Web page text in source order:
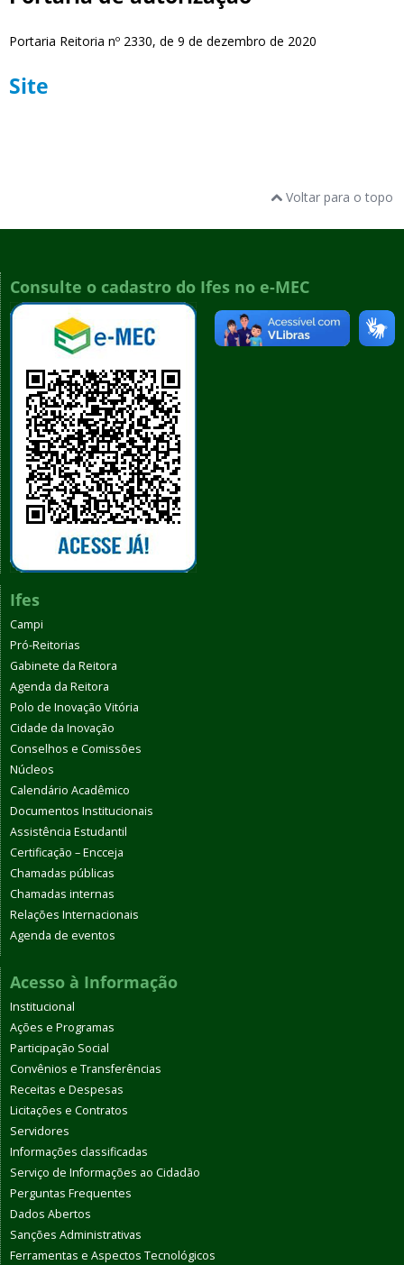
Portaria Reitoria nº 2330, de 9 de dezembro de 2020
Site
Voltar para o topo
Consulte o cadastro do Ifes no e-MEC
Ifes
Campi
Pró-Reitorias
Gabinete da Reitora
Agenda da Reitora
Polo de Inovação Vitória
Cidade da Inovação
Conselhos e Comissões
Núcleos
Calendário Acadêmico
Documentos Institucionais
Assistência Estudantil
Certificação – Encceja
Chamadas públicas
Chamadas internas
Relações Internacionais
Agenda de eventos
Acesso à Informação
Institucional
Ações e Programas
Participação Social
Convênios e Transferências
Receitas e Despesas
Licitações e Contratos
Servidores
Informações classificadas
Serviço de Informações ao Cidadão
Perguntas Frequentes
Dados Abertos
Sanções Administrativas
Ferramentas e Aspectos Tecnológicos